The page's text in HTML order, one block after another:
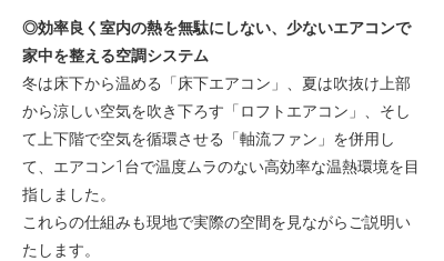
◎効率良く室内の熱を無駄にしない、少ないエアコンで
家中を整える空調システム
冬は床下から温める「床下エアコン」、夏は吹抜け上部
から涼しい空気を吹き下ろす「ロフトエアコン」、そし
て上下階で空気を循環させる「軸流ファン」を併用し
て、エアコン1台で温度ムラのない高効率な温熱環境を目
指しました。
これらの仕組みも現地で実際の空間を見ながらご説明い
たします。